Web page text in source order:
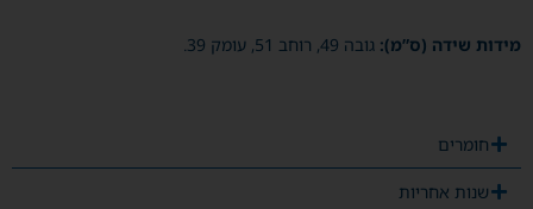
מידות שידה (ס”מ): גובה 49, רוחב 51, עומק 39.
חומרים
שנות אחריות